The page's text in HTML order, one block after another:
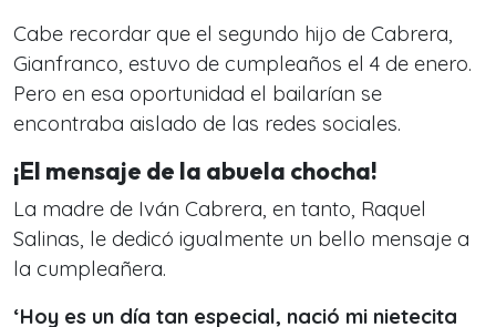
Cabe recordar que el segundo hijo de Cabrera,
Gianfranco, estuvo de cumpleaños el 4 de enero.
Pero en esa oportunidad el bailarían se
encontraba aislado de las redes sociales.
¡El mensaje de la abuela chocha!
La madre de Iván Cabrera, en tanto, Raquel
Salinas, le dedicó igualmente un bello mensaje a
la cumpleañera.
‘Hoy es un día tan especial, nació mi nietecita